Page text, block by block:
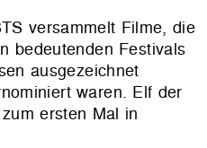
versammelt Filme, die
bedeutenden Festivals
ausgezeichnet
waren. Elf der
ersten Mal in